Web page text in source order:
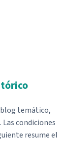
blog temático,
condiciones
resume el